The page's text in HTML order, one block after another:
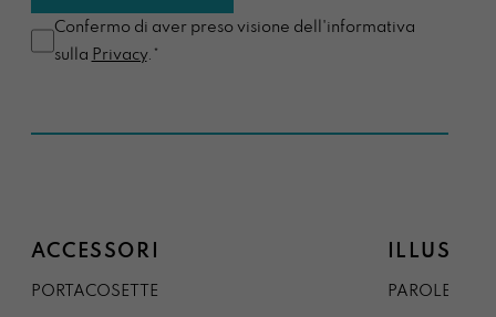
Confermo di aver preso visione dell'informativa
sulla Privacy.*
ACCESSORI
PORTACOSETTE PAROLE DAL